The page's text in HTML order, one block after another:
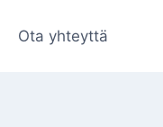
Ota yhteyttä